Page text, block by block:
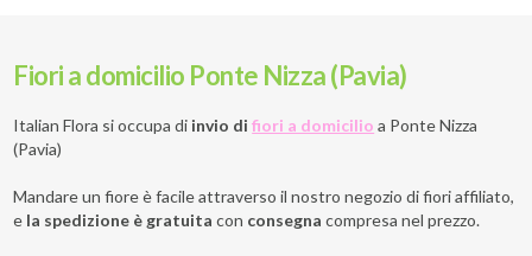
Fiori a domicilio Ponte Nizza (Pavia)
Italian Flora si occupa di invio difiori a domicilio a Ponte Nizza
(Pavia)
Mandare un fiore è facile attraverso il nostro negozio di fiori affiliato,
e la spedizione è gratuita con consegna compresa nel prezzo.